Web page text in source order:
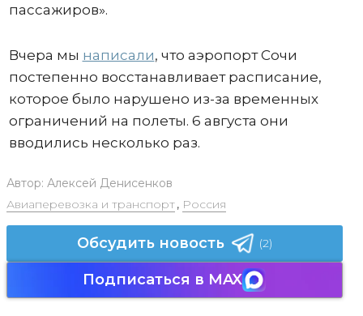
пассажиров».
Вчера мы написали, что аэропорт Сочи
постепенно восстанавливает расписание,
которое было нарушено из-за временных
ограничений на полеты. 6 августа они
вводились несколько раз.
Автор: Алексей Денисенков
Авиаперевозка и транспорт, Россия
Обсудить новость (2)
Подписаться в MAX